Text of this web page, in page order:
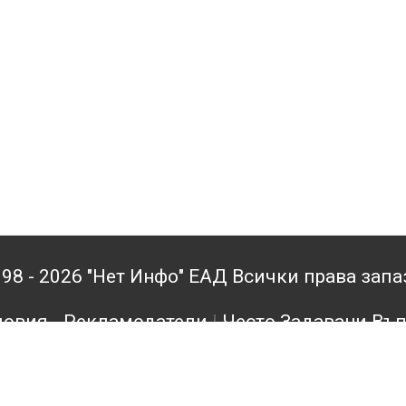
- 2026 "Нет Инфо" ЕАД Всички права
- Рекламодатели|Често Задавани